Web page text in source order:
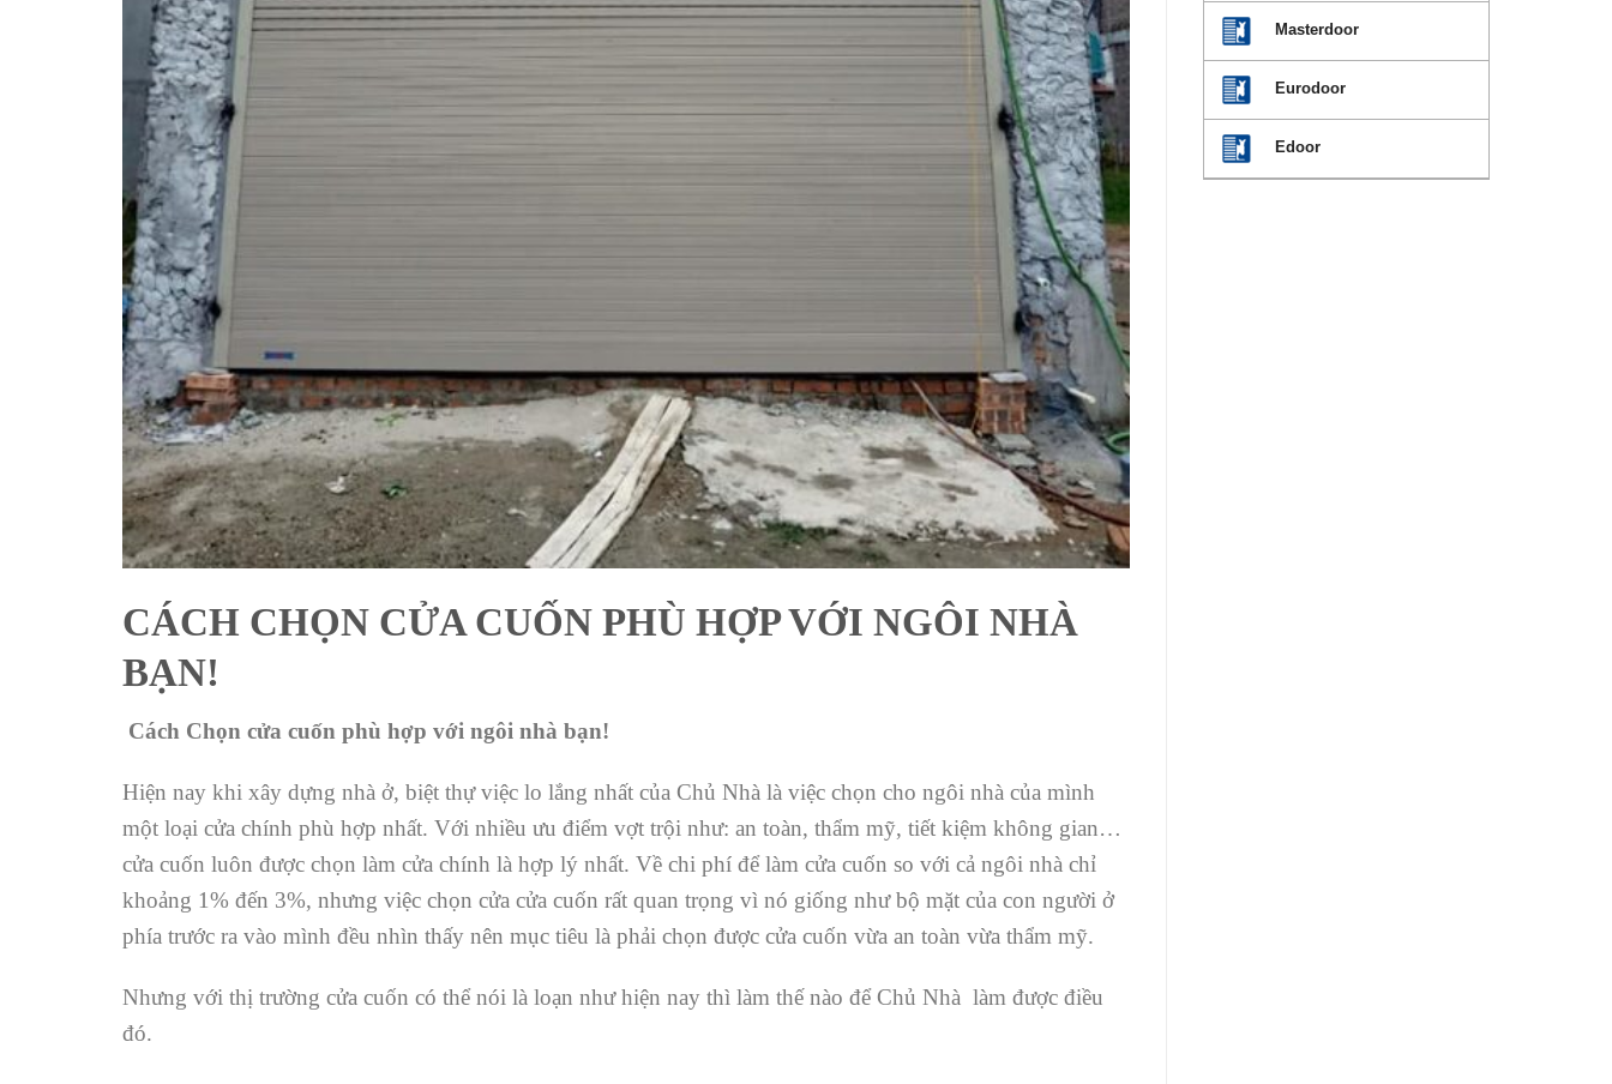
CÁCH CHỌN CỬA CUỐN PHÙ HỢP VỚI NGÔI NHÀ
BẠN!
Cách Chọn cửa cuốn phù hợp với ngôi nhà bạn!
Hiện nay khi xây dựng nhà ở, biệt thự việc lo lắng nhất của Chủ Nhà là việc chọn cho ngôi nhà của mình
một loại cửa chính phù hợp nhất. Với nhiều ưu điểm vợt trội như: an toàn, thẩm mỹ, tiết kiệm không gian…
cửa cuốn luôn được chọn làm cửa chính là hợp lý nhất. Về chi phí để làm cửa cuốn so với cả ngôi nhà chỉ
khoảng 1% đến 3%, nhưng việc chọn cửa cửa cuốn rất quan trọng vì nó giống như bộ mặt của con người ở
phía trước ra vào mình đều nhìn thấy nên mục tiêu là phải chọn được cửa cuốn vừa an toàn vừa thẩm mỹ.
Nhưng với thị trường cửa cuốn có thể nói là loạn như hiện nay thì làm thế nào để Chủ Nhà làm được điều
đó.
Masterdoor
Eurodoor
Edoor